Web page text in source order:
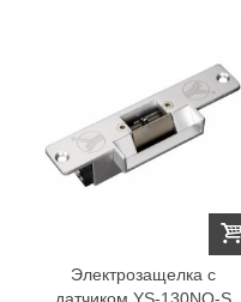
Электрозащелка с
датчиком YS-130NO-S